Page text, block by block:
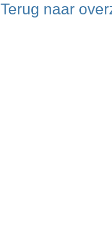
Terug naar